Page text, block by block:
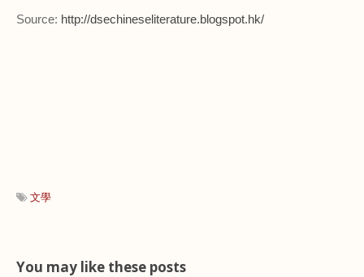
Source: http://dsechineseliterature.blogspot.hk/
文學
You may like these posts